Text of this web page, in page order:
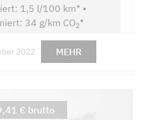
1,5 l/100 km* •
34 g/km CO2*
2022 MEHR
€ brutto